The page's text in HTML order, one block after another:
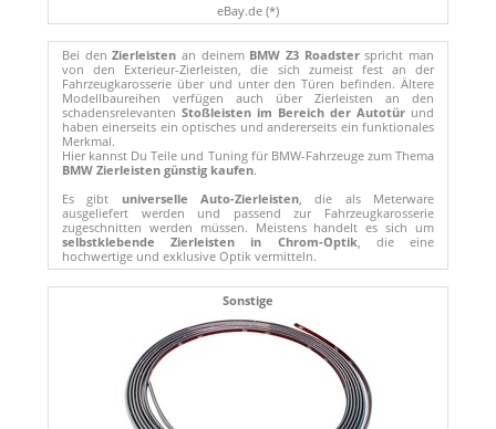
eBay.de (*)
Bei denZierleisten an deinemBMW Z3 Roadsterspricht man
von den Exterieur-Zierleisten, die sich zumeist fest an der
Fahrzeugkarosserie über und unter den Türen befinden. Ältere
Modellbaureihen verfügen auch über Zierleisten an den
schadensrelevanten Stoßleisten im Bereich der Autotür und
haben einerseits ein optisches und andererseits ein funktionales
Merkmal.
Hier kannst Du Teile und Tuning für BMW-Fahrzeuge zum Thema
BMW Zierleisten günstig kaufen.
Es gibt universelle Auto-Zierleisten , die als Meterware
ausgeliefert werden und passend zur Fahrzeugkarosserie
zugeschnitten werden müssen. Meistens handelt es sich um
selbstklebende Zierleisten in Chrom-Optik, die eine
hochwertige und exklusive Optik vermitteln.
Sonstige